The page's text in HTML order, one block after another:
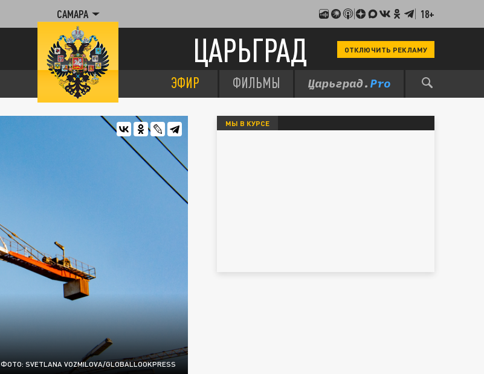
САМАРА 18+
ЦАРЬГРАД ОТКЛЮЧИТЬ РЕКЛАМУ
ЭФИР ФИЛЬМЫ
ФОТО: SVETLANA VOZMILOVA/GLOBALLOOKPRESS
МЫ В КУРСЕ